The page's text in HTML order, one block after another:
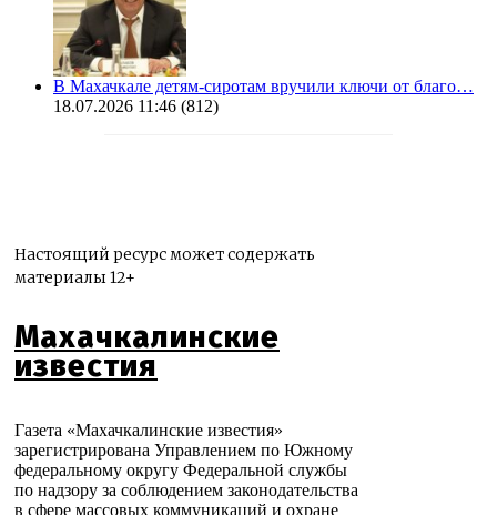
В Махачкале детям-сиротам вручили ключи от благо…
18.07.2026 11:46 (812)
Настоящий ресурс может содержать
материалы 12+
Махачкалинские
известия
Газета «Махачкалинские известия»
зарегистрирована Управлением по Южному
федеральному округу Федеральной службы
по надзору за соблюдением законодательства
в сфере массовых коммуникаций и охране